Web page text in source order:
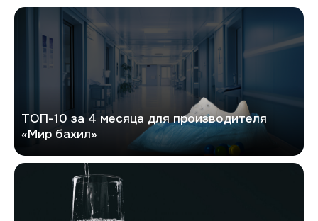
Мир бахил
ТОП-10 за 4 месяца для производителя
«Мир бахил»
Генион